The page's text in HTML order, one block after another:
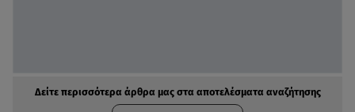
Δείτε περισσότερα άρθρα μας στα αποτελέσματα αναζήτησης